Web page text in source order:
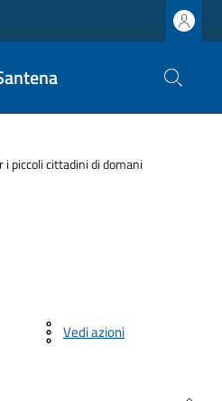
piccoli cittadini di domani
Vedi azioni